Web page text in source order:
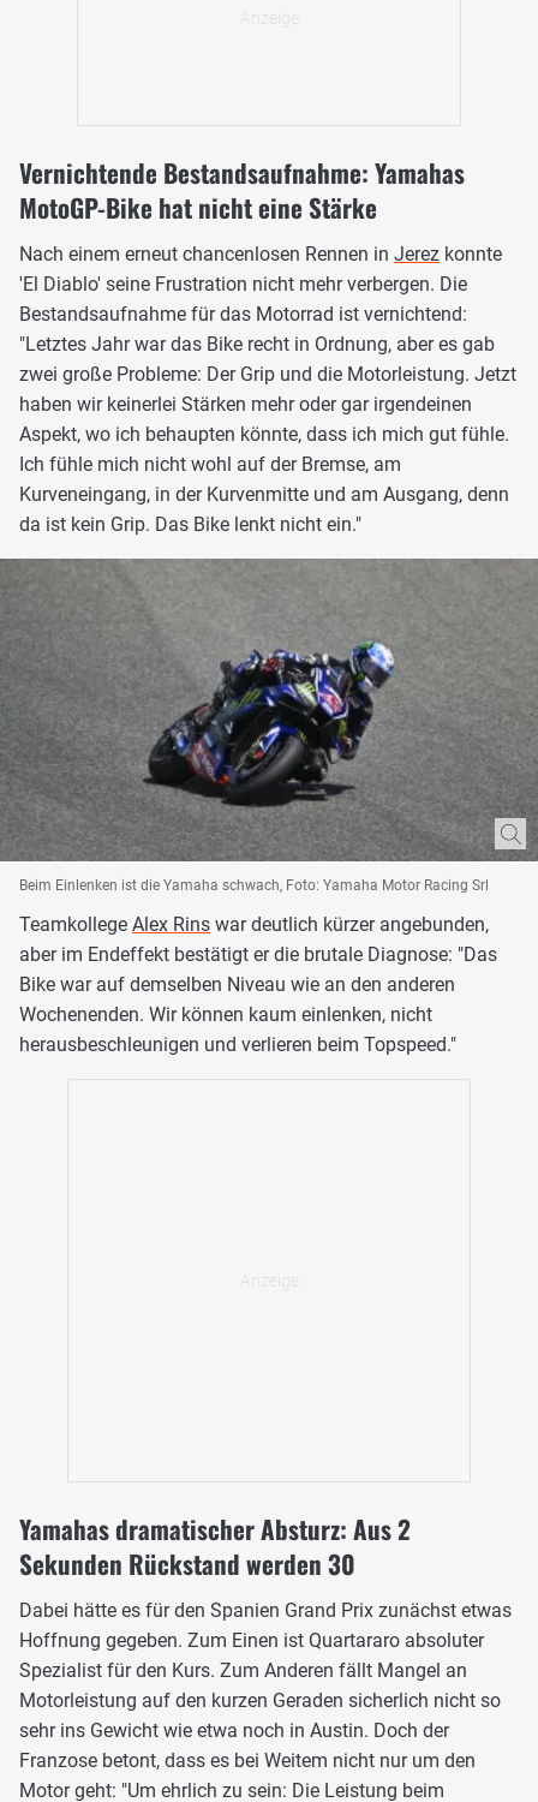
Vernichtende Bestandsaufnahme: Yamahas
MotoGP-Bike hat nicht eine Stärke
Nach einem erneut chancenlosen Rennen in Jerez konnte
'El Diablo' seine Frustration nicht mehr verbergen. Die
Bestandsaufnahme für das Motorrad ist vernichtend:
"Letztes Jahr war das Bike recht in Ordnung, aber es gab
zwei große Probleme: Der Grip und die Motorleistung. Jetzt
haben wir keinerlei Stärken mehr oder gar irgendeinen
Aspekt, wo ich behaupten könnte, dass ich mich gut fühle.
Ich fühle mich nicht wohl auf der Bremse, am
Kurveneingang, in der Kurvenmitte und am Ausgang, denn
da ist kein Grip. Das Bike lenkt nicht ein."
Beim Einlenken ist die Yamaha schwach, Foto: Yamaha Motor Racing Srl
Teamkollege Alex Rins war deutlich kürzer angebunden,
aber im Endeffekt bestätigt er die brutale Diagnose: "Das
Bike war auf demselben Niveau wie an den anderen
Wochenenden. Wir können kaum einlenken, nicht
herausbeschleunigen und verlieren beim Topspeed."
Yamahas dramatischer Absturz: Aus 2
Sekunden Rückstand werden 30
Dabei hätte es für den Spanien Grand Prix zunächst etwas
Hoffnung gegeben. Zum Einen ist Quartararo absoluter
Spezialist für den Kurs. Zum Anderen fällt Mangel an
Motorleistung auf den kurzen Geraden sicherlich nicht so
sehr ins Gewicht wie etwa noch in Austin. Doch der
Franzose betont, dass es bei Weitem nicht nur um den
Motor geht: "Um ehrlich zu sein: Die Leistung beim